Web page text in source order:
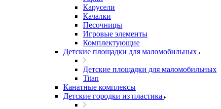
Карусели
Качалки
Песочницы
Игровые элементы
Комплектующие
Детские площадки для маломобильных
Детские площадки для маломобильных
Titan
Канатные комплексы
Детские городки из пластика